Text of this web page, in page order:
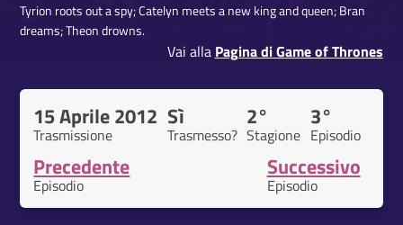
Tyrion roots out a spy; Catelyn meets a new king and queen; Bran
dreams; Theon drowns.
Vai alla Pagina di Game of Thrones
15 Aprile 2012
Trasmissione
Sì
Trasmesso?
2°
Stagione
3°
Episodio
Precedente
Episodio
Successivo
Episodio